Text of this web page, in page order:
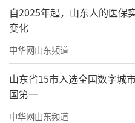
自2025年起，山东人的医保
变化
中华网山东频道
山东省15市入选全国数字城
国第一
中华网山东频道